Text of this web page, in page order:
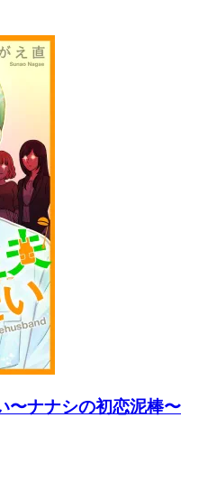
〜ナナシの初恋泥棒〜